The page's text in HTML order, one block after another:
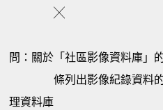
╳
問：關於「社區影像資料庫」
條列出影像紀錄資料
理資料庫